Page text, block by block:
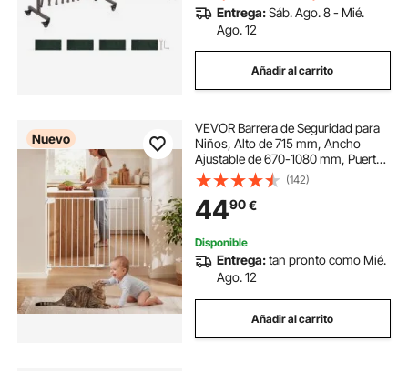
Entrega:Sáb. Ago. 8 - Mié.
Ago. 12
Añadir al carrito
Nuevo
VEVOR Barrera de Seguridad para
Niños, Alto de 715 mm, Ancho
Ajustable de 670-1080 mm, Puerta
de Seguridad para Bebés,
Instalación de Taladros en la Pared,
para Escaleras Dormitorio, Color
Blanco
(142)
4490€
Disponible
Entrega:tan pronto como Mié.
Ago. 12
Añadir al carrito